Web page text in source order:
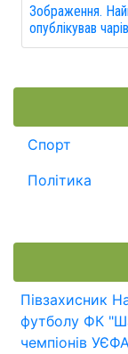
Зображення.
опублікував
Спорт
Політика
Півзахисник
футболу ФК
чемпіонів